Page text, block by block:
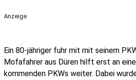
Anzeige
Ein 80-jähriger fuhr mit mit seinem
Mofafahrer aus Düren hilft erst an
kommenden PKWs weiter. Dabei